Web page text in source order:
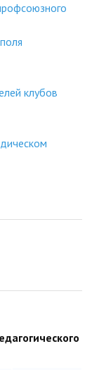
клубов